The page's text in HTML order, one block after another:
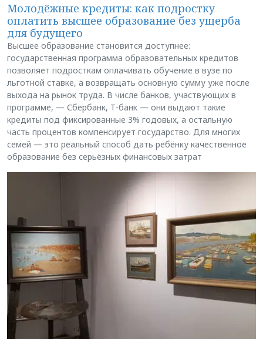
Молодёжные кредиты: как подростку
оплатить высшее образование без ущерба
для будущего
Высшее образование становится доступнее:
государственная программа образовательных кредитов
позволяет подросткам оплачивать обучение в вузе по
льготной ставке, а возвращать основную сумму уже после
выхода на рынок труда. В числе банков, участвующих в
программе, — Сбербанк, Т-банк — они выдают такие
кредиты под фиксированные 3% годовых, а остальную
часть процентов компенсирует государство. Для многих
семей — это реальный способ дать ребёнку качественное
образование без серьёзных финансовых затрат